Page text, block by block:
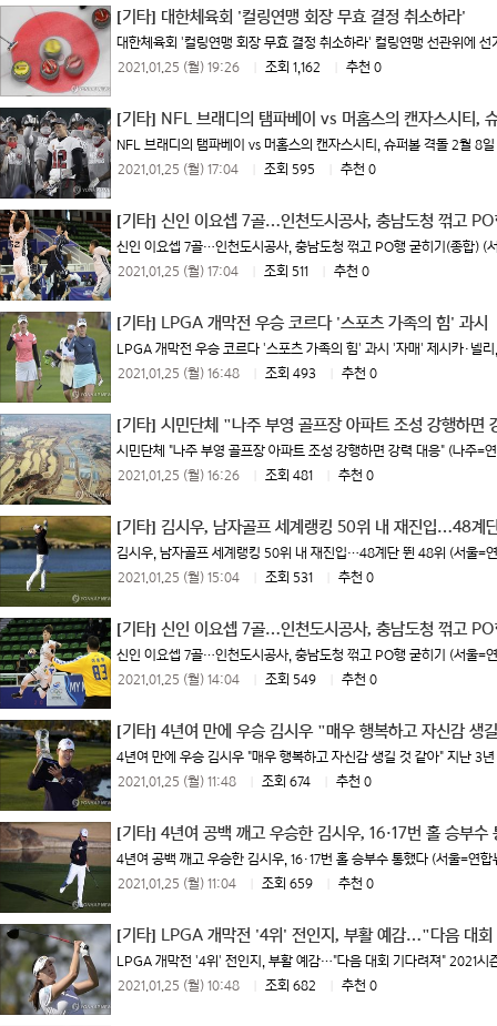
[기타] 대한체육회 '컬링연맹 회장 무효 결정 취소하라'
대한체육회 '컬링연맹 회장 무효 결정 취소하라' 컬링연맹 선관위에
2021.01.25 (월) 19:26
조회 1,162 추천 0
[기타] NFL 브래디의 탬파베이 vs 머홈스의 캔자스시티,
NFL 브래디의 탬파베이 vs 머홈스의 캔자스시티, 슈퍼볼 격돌 2월 8
2021.01.25 (월) 17:04
조회 595 추천 0
[기타] 신인 이요셉 7골…인천도시공사, 충남도청 꺾고
신인 이요셉 7골…인천도시공사, 충남도청 꺾고 PO행 굳히기(종합) (
2021.01.25 (월) 17:04
조회 511 추천 0
[기타] LPGA 개막전 우승 코르다 '스포츠 가족의 힘' 과시
LPGA 개막전 우승 코르다 '스포츠 가족의 힘' 과시 '자매' 제시카·넬
2021.01.25 (월) 16:48
조회 493 추천 0
[기타] 시민단체 "나주 부영 골프장 아파트 조성 강행하면
시민단체 "나주 부영 골프장 아파트 조성 강행하면 강력 대응" (나주=
2021.01.25 (월) 16:26
조회 481 추천 0
[기타] 김시우, 남자골프 세계랭킹 50위 내 재진입…48계
김시우, 남자골프 세계랭킹 50위 내 재진입…48계단 뛴 48위 (서울=
2021.01.25 (월) 15:04
조회 531 추천 0
[기타] 신인 이요셉 7골…인천도시공사, 충남도청 꺾고 PO
신인 이요셉 7골…인천도시공사, 충남도청 꺾고 PO행 굳히기 (서울=
2021.01.25 (월) 14:04
조회 549 추천 0
[기타] 4년여 만에 우승 김시우 "매우 행복하고 자신감 생
4년여 만에 우승 김시우 "매우 행복하고 자신감 생길 것 같아" 지난
2021.01.25 (월) 11:48
조회 674 추천 0
[기타] 4년여 공백 깨고 우승한 김시우, 16·17번 홀 승부수
4년여 공백 깨고 우승한 김시우, 16·17번 홀 승부수 통했다 (서울=연
2021.01.25 (월) 11:04
조회 659 추천 0
[기타] LPGA 개막전 '4위' 전인지, 부활 예감…"다음 대회
LPGA 개막전 '4위' 전인지, 부활 예감…"다음 대회 기다려져" 2021시
2021.01.25 (월) 10:48
조회 682 추천 0